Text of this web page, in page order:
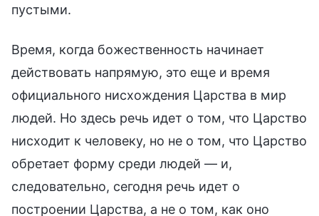
пустыми.
Время, когда божественность начинает
действовать напрямую, это еще и время
официального нисхождения Царства в мир
людей. Но здесь речь идет о том, что Царство
нисходит к человеку, но не о том, что Царство
обретает форму среди людей — и,
следовательно, сегодня речь идет о
построении Царства, а не о том, как оно